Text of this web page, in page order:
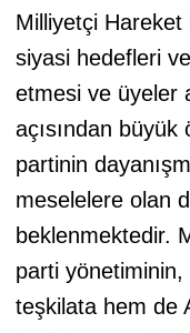
Milliyetçi
siyasi hedefleri
etmesi ve üyeler
açısından büyük
partinin
meselelere olan
beklenmektedir.
parti
teşkilata hem de